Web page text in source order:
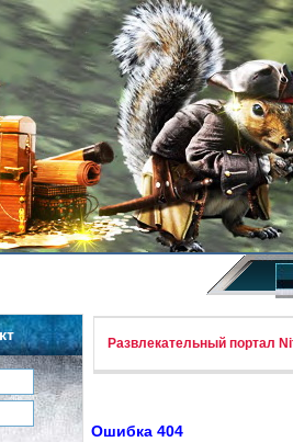
Развлекательный портал
Ошибка 404